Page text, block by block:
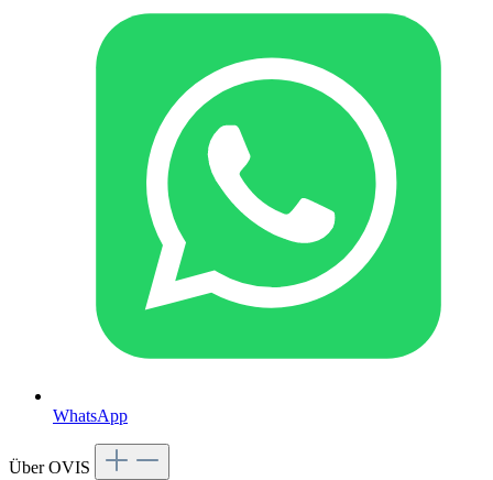
WhatsApp
Über OVIS